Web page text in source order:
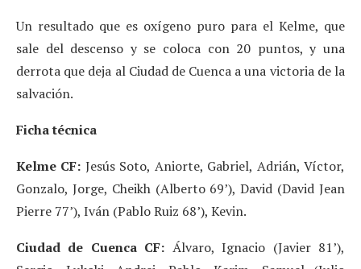
Un resultado que es oxígeno puro para el Kelme, que
sale del descenso y se coloca con 20 puntos, y una
derrota que deja al Ciudad de Cuenca a una victoria de la
salvación.
Ficha técnica
Kelme CF: Jesús Soto, Aniorte, Gabriel, Adrián, Víctor,
Gonzalo, Jorge, Cheikh (Alberto 69’), David (David Jean
Pierre 77’), Iván (Pablo Ruiz 68’), Kevin.
Ciudad de Cuenca CF: Álvaro, Ignacio (Javier 81’),